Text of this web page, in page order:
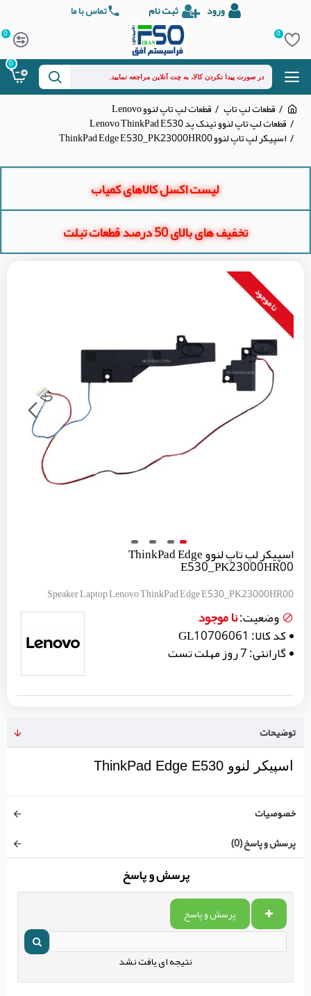
ورود ثبت نام تماس با ما
0
0
0
قطعات لپ تاپ قطعات لپ تاپ لنوو Lenovo
قطعات لپ تاپ لنوو تینک پد Lenovo ThinkPad E530
اسپیکر لپ تاپ لنوو ThinkPad Edge E530_PK23000HR00
لیست اکسل کالاهای کمیاب
تخفیف های بالای 50 درصد قطعات تبلت
نا موجود
اسپیکر لپ تاپ لنوو ThinkPad Edge
E530_PK23000HR00
Speaker Laptop Lenovo ThinkPad Edge E530_PK23000HR00
وضعیت:نا موجود
کد کالا: GL10706061
گارانتی:7 روز مهلت تست
توضیحات
اسپیکر لنوو ThinkPad Edge E530
خصوصیات
پرسش و پاسخ (0)
پرسش و پاسخ
پرسش و پاسخ
نتیجه ای یافت نشد